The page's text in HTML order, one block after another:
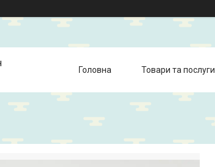
Головна Товари та послуги